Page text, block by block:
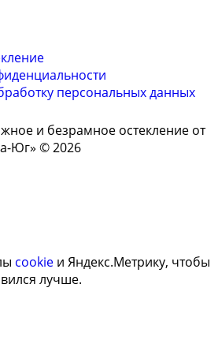
персональных данных
и безрамное остекление от
Юг» © 2026
cookie и Яндекс.Метрику, чтобы
лучше.